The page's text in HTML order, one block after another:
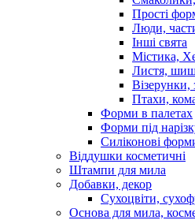
Прості
Люди,
Інші свята
Містика,
Листя,
Візерунки,
Птахи,
Форми в палетах
Форми під
Силіконові
Віддушки косметичні
Штампи для мила
Добавки, декор
Сухоцвіти,
Основа для мила,